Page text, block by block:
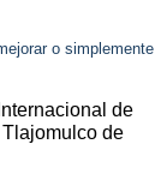
o simplemente
de
de